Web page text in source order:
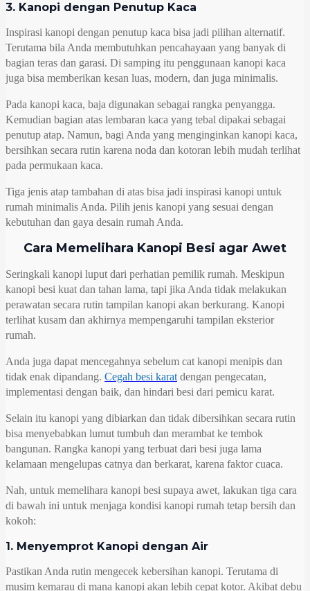
3. Kanopi dengan Penutup Kaca
Inspirasi kanopi dengan penutup kaca bisa jadi pilihan alternatif.
Terutama bila Anda membutuhkan pencahayaan yang banyak di
bagian teras dan garasi. Di samping itu penggunaan kanopi kaca
juga bisa memberikan kesan luas, modern, dan juga minimalis.
Pada kanopi kaca, baja digunakan sebagai rangka penyangga.
Kemudian bagian atas lembaran kaca yang tebal dipakai sebagai
penutup atap. Namun, bagi Anda yang menginginkan kanopi kaca,
bersihkan secara rutin karena noda dan kotoran lebih mudah terlihat
pada permukaan kaca.
Tiga jenis atap tambahan di atas bisa jadi inspirasi kanopi untuk
rumah minimalis Anda. Pilih jenis kanopi yang sesuai dengan
kebutuhan dan gaya desain rumah Anda.
Cara Memelihara Kanopi Besi agar Awet
Seringkali kanopi luput dari perhatian pemilik rumah. Meskipun
kanopi besi kuat dan tahan lama, tapi jika Anda tidak melakukan
perawatan secara rutin tampilan kanopi akan berkurang. Kanopi
terlihat kusam dan akhirnya mempengaruhi tampilan eksterior
rumah.
Anda juga dapat mencegahnya sebelum cat kanopi menipis dan
tidak enak dipandang. Cegah besi karat dengan pengecatan,
implementasi dengan baik, dan hindari besi dari pemicu karat.
Selain itu kanopi yang dibiarkan dan tidak dibersihkan secara rutin
bisa menyebabkan lumut tumbuh dan merambat ke tembok
bangunan. Rangka kanopi yang terbuat dari besi juga lama
kelamaan mengelupas catnya dan berkarat, karena faktor cuaca.
Nah, untuk memelihara kanopi besi supaya awet, lakukan tiga cara
di bawah ini untuk menjaga kondisi kanopi rumah tetap bersih dan
kokoh:
1. Menyemprot Kanopi dengan Air
Pastikan Anda rutin mengecek kebersihan kanopi. Terutama di
musim kemarau di mana kanopi akan lebih cepat kotor. Akibat debu